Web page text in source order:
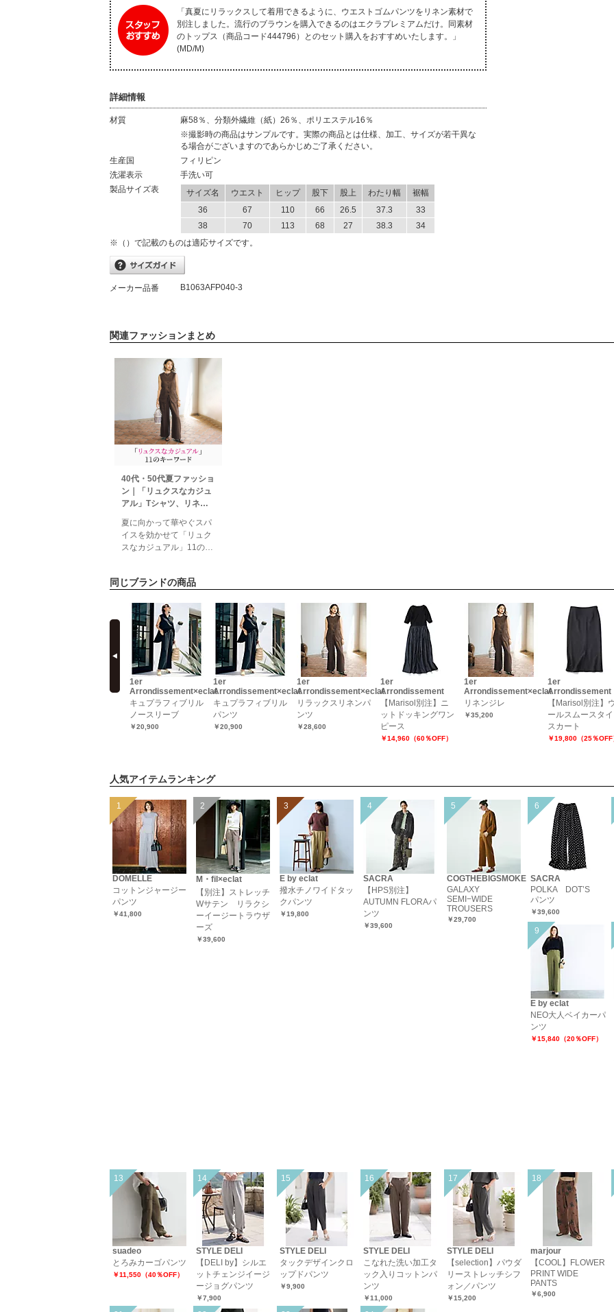
「真夏にリラックスして着用できるように、ウエストゴムパンツをリネン素材で
別注しました。流行のブラウンを購入できるのはエクラプレミアムだけ。同素材
のトップス（商品コード444796）とのセット購入をおすすめいたします。」
(MD/M)
詳細情報
材質
麻58％、分類外繊維（紙）26％、ポリエステル16％
※撮影時の商品はサンプルです。実際の商品とは仕様、加工、サイズが若干異な
る場合がございますのであらかじめご了承ください。
生産国
フィリピン
洗濯表示
手洗い可
製品サイズ表
サイズ名 ウエスト ヒップ 股下 股上 わたり幅
裾幅
36
67 110 66 26.5 37.3
33
38
70 113 68 27 38.3
34
※（）で記載のものは適応サイズです。
メーカー品番 B1063AFP040-3
関連ファッションまとめ
40代・50代夏ファッショ
ン｜「リュクスなカジュ
アル」Tシャツ、リネン
éclat2026年7・8月合併
号特集
夏に向かって華やぐスパ
イスを効かせて「リュク
スなカジュアル」11のキ
な装いに気持ちが向かう
のバランスがちょうどい
い、大人のための夏アイ
テムが集結！旬のキーワ
ードでその魅力を紐解
く。特集ページ掲載一覧
エクラ7・8月合併号掲載
一覧デジタル
同じブランドの商品
1er
Arrondissement×eclat
キュプラフィブリル
ノースリーブ
￥20,900
1er
Arrondissement×eclat
キュプラフィブリル
パンツ
￥20,900
1er
Arrondissement×eclat
リラックスリネンパ
ンツ
￥28,600
1er
Arrondissement
【Marisol別注】ニ
ットドッキングワン
ピース
￥14,960（60％OFF）
1er
Arrondissement×eclat
リネンジレ
￥35,200
1er
Arrondissement
【Marisol別注】
ールスムースタイ
スカート
￥19,800（25％OFF
prev
人気アイテムランキング
DOMELLE
コットンジャージー
パンツ
￥41,800
M・fil×eclat
【別注】ストレッチ
Wサテン リラクシ
ーイージートラウザ
ーズ
￥39,600
E by eclat
撥水チノワイドタッ
クパンツ
￥19,800
SACRA
【HPS別注】
AUTUMN FLORAパ
ンツ
￥39,600
COGTHEBIGSMOKE
GALAXY
SEMI−WIDE
TROUSERS
￥29,700
SACRA
POLKA DOT’S
パンツ
￥39,600
E by eclat
NEO大人ベイカーパ
ンツ
￥15,840（20％OFF）
suadeo
とろみカーゴパンツ
￥11,550（40％OFF）
STYLE DELI
【DELI by】シルエ
ットチェンジイージ
ージョグパンツ
￥7,900
STYLE DELI
タックデザインクロ
ップドパンツ
￥9,900
STYLE DELI
こなれた洗い加工タ
ック入りコットンパ
ンツ
￥11,000
STYLE DELI
【selection】パウダ
リーストレッチシフ
ォン／パンツ
￥15,200
marjour
【COOL】FLOWER
PRINT WIDE
PANTS
￥6,900